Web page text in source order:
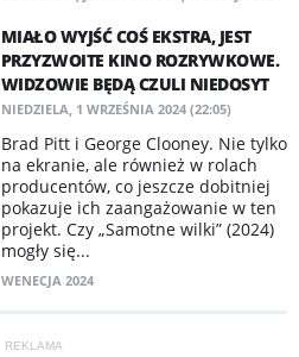
MIAŁO WYJŚĆ COŚ EKSTRA, JEST
PRZYZWOITE KINO ROZRYWKOWE.
WIDZOWIE BĘDĄ CZULI NIEDOSYT
NIEDZIELA, 1 WRZEŚNIA 2024 (22:05)
Brad Pitt i George Clooney. Nie tylko
na ekranie, ale również w rolach
producentów, co jeszcze dobitniej
pokazuje ich zaangażowanie w ten
projekt. Czy „Samotne wilki” (2024)
mogły się...
WENECJA 2024
REKLAMA